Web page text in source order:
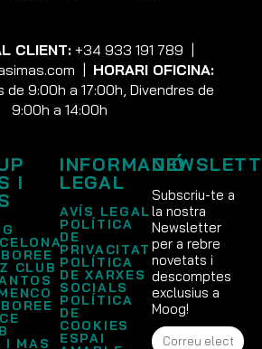
CLIENT: +34 933 191 789 |
| HORARI OFICINA:
de 9:00h a 17:00h, Divendres de
9:00h a 14:00h
I
CLUB
I MAS
INFORMACIÓ
LEGAL
AVÍS LEGAL
POLÍTICA
DE
PRIVACITAT
POLÍTICA
DE XARXES
SOCIALS
POLÍTICA
DE
COOKIES
ESPAI
Subscriu-te a
la nostra
Newsletter
per a rebre
novetats i
descomptes
exclusius a
Moog!